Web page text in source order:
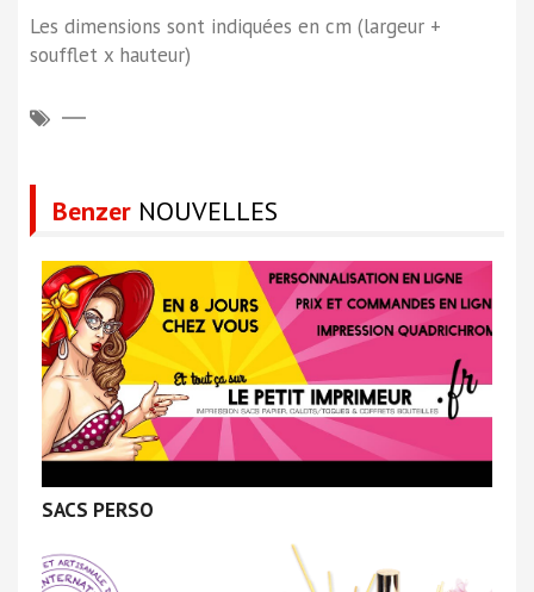
Les dimensions sont indiquées en cm (largeur +
soufflet x hauteur)
Benzer NOUVELLES
SACS PERSO